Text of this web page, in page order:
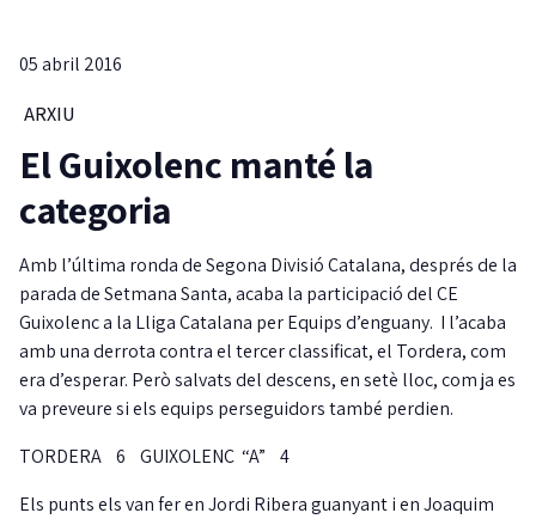
05 abril 2016
ARXIU
El Guixolenc manté la
categoria
Amb l’última ronda de Segona Divisió Catalana, després de la
parada de Setmana Santa, acaba la participació del CE
Guixolenc a la Lliga Catalana per Equips d’enguany. I l’acaba
amb una derrota contra el tercer classificat, el Tordera, com
era d’esperar. Però salvats del descens, en setè lloc, com ja es
va preveure si els equips perseguidors també perdien.
TORDERA 6 GUIXOLENC “A” 4
Els punts els van fer en Jordi Ribera guanyant i en Joaquim